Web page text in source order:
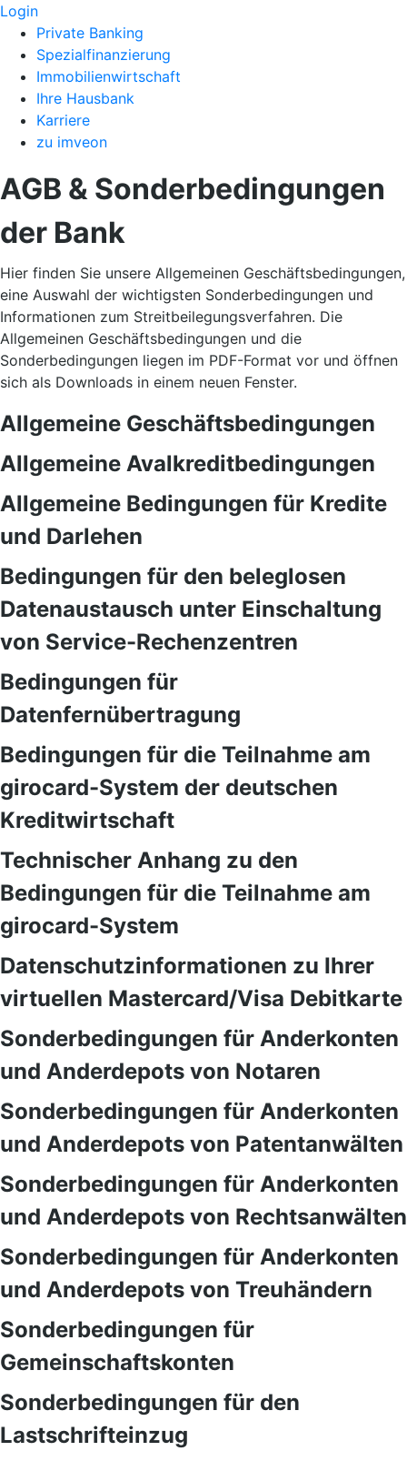
Login
Private Banking
Spezialfinanzierung
Immobilienwirtschaft
Ihre Hausbank
Karriere
zu imveon
AGB & Sonderbedingungen
der Bank
Hier finden Sie unsere Allgemeinen Geschäftsbedingungen,
eine Auswahl der wichtigsten Sonderbedingungen und
Informationen zum Streitbeilegungsverfahren. Die
Allgemeinen Geschäftsbedingungen und die
Sonderbedingungen liegen im PDF-Format vor und öffnen
sich als Downloads in einem neuen Fenster.
Allgemeine Geschäftsbedingungen
Allgemeine Avalkreditbedingungen
Allgemeine Bedingungen für Kredite
und Darlehen
Bedingungen für den beleglosen
Datenaustausch unter Einschaltung
von Service-Rechenzentren
Bedingungen für
Datenfernübertragung
Bedingungen für die Teilnahme am
girocard-System der deutschen
Kreditwirtschaft
Technischer Anhang zu den
Bedingungen für die Teilnahme am
girocard-System
Datenschutzinformationen zu Ihrer
virtuellen Mastercard/Visa Debitkarte
Sonderbedingungen für Anderkonten
und Anderdepots von Notaren
Sonderbedingungen für Anderkonten
und Anderdepots von Patentanwälten
Sonderbedingungen für Anderkonten
und Anderdepots von Rechtsanwälten
Sonderbedingungen für Anderkonten
und Anderdepots von Treuhändern
Sonderbedingungen für
Gemeinschaftskonten
Sonderbedingungen für den
Lastschrifteinzug